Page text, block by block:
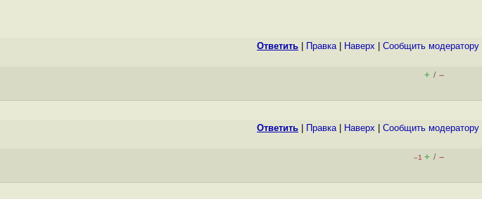
Ответить Правка| Наверх Cообщить модератору
+ / –
Ответить Правка| Наверх Cообщить модератору
–1 + / –